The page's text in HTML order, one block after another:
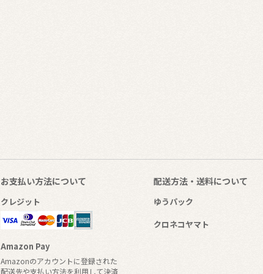
お支払い方法について
クレジット
Amazon Pay
Amazonのアカウントに登録された
配送先や支払い方法を利用して決済
配送方法・送料について
ゆうパック
クロネコヤマト